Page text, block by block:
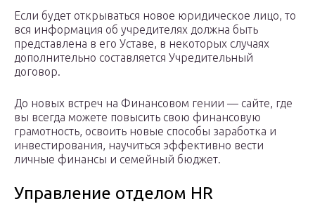
Если будет открываться новое юридическое лицо, то
вся информация об учредителях должна быть
представлена в его Уставе, в некоторых случаях
дополнительно составляется Учредительный
договор.
До новых встреч на Финансовом гении — сайте, где
вы всегда можете повысить свою финансовую
грамотность, освоить новые способы заработка и
инвестирования, научиться эффективно вести
личные финансы и семейный бюджет.
Управление отделом HR